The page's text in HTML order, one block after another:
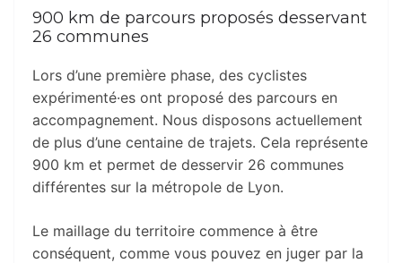
900 km de parcours proposés desservant
26 communes
Lors d’une première phase, des cyclistes
expérimenté·es ont proposé des parcours en
accompagnement. Nous disposons actuellement
de plus d’une centaine de trajets. Cela représente
900 km et permet de desservir 26 communes
différentes sur la métropole de Lyon.
Le maillage du territoire commence à être
conséquent, comme vous pouvez en juger par la